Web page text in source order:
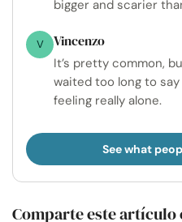
bigger and scarier
V Vincenzo
It’s pretty common,
waited too long to
feeling really alone.
See what
Comparte este artículo